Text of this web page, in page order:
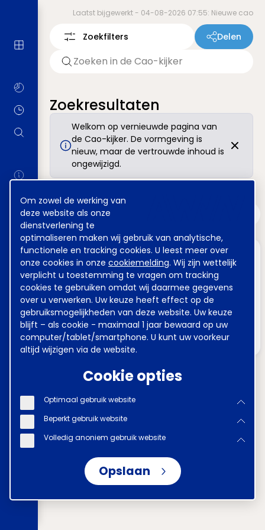
Cookie
melding
Om zowel de werking van
deze website als onze
dienstverlening te
optimaliseren maken wij gebruik van analytische,
functionele en tracking cookies. U leest meer over
onze cookies in onze cookiemelding. Wij zijn wettelijk
verplicht u toestemming te vragen om tracking
cookies te gebruiken omdat wij daarmee gegevens
over u verwerken. Uw keuze heeft effect op de
gebruiksmogelijkheden van deze website. Uw keuze
blijft – als cookie - maximaal 1 jaar bewaard op uw
computer/tablet/smartphone. U kunt uw voorkeur
altijd wijzigen via de website.
Cookie opties
Optimaal gebruik website
Beperkt gebruik website
Volledig anoniem gebruik website
Opslaan
Laatst bijgewerkt - 04-08-2026 07:55: Nieuwe cao
Zoekfilters Delen
Zoekresultaten
Welkom op vernieuwde pagina van
de Cao-kijker. De vormgeving is
nieuw, maar de vertrouwde inhoud is
ongewijzigd.
Selecteer type
Voer uw zoekopdracht in
DisclaimerVoorwaarden
Tel
070 850 86 00
werkgeverslijn@awvn.nl
Websitewww.awvn.nl